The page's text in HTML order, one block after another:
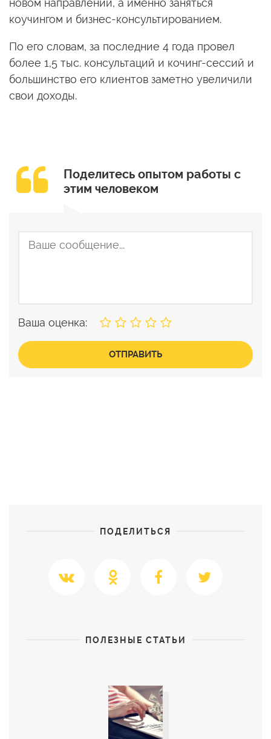
новом направлении, а именно заняться
коучингом и бизнес-консультированием.
По его словам, за последние 4 года провел
более 1,5 тыс. консультаций и кочинг-сессий и
большинство его клиентов заметно увеличили
свои доходы.
Поделитесь опытом работы с
этим человеком
Ваша оценка:
ОТПРАВИТЬ
ПОДЕЛИТЬСЯ
ПОЛЕЗНЫЕ СТАТЬИ